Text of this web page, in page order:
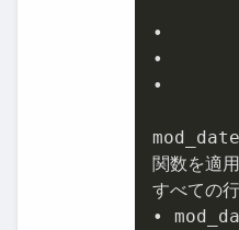
•
•
•
関数を適
すべての
•